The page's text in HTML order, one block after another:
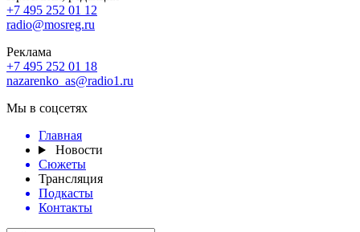
+7 495 252 01 12
radio@mosreg.ru
Реклама
+7 495 252 01 18
nazarenko_as@radio1.ru
Мы в соцсетях
Главная
Новости
Сюжеты
Трансляция
Подкасты
Контакты